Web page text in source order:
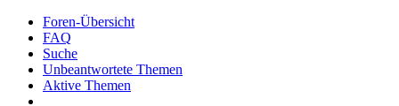
Foren-Übersicht
FAQ
Suche
Unbeantwortete Themen
Aktive Themen